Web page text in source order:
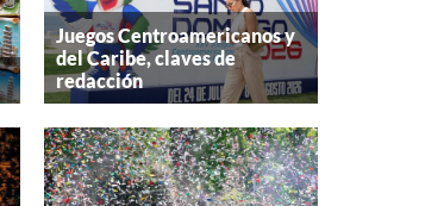
Juegos Centroamericanos y
del Caribe, claves de
redacción